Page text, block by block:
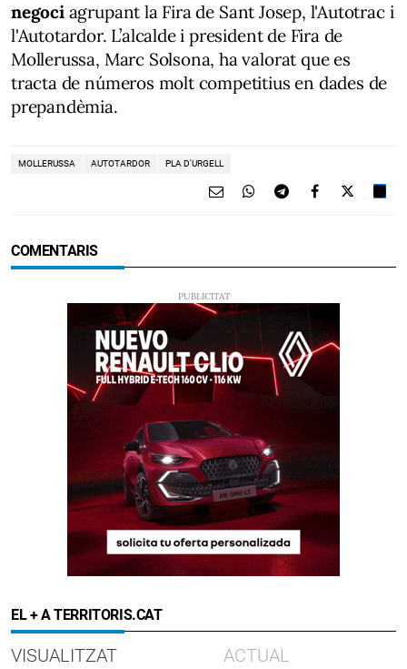
negociagrupant la Fira de Sant Josep, l'Autotrac i
l'Autotardor. L’alcalde i president de Fira de
Mollerussa, Marc Solsona, ha valorat que es
tracta de números molt competitius en dades de
prepandèmia.
MOLLERUSSA AUTOTARDOR PLA D'URGELL
COMENTARIS
EL + A TERRITORIS.CAT
VISUALITZAT ACTUAL